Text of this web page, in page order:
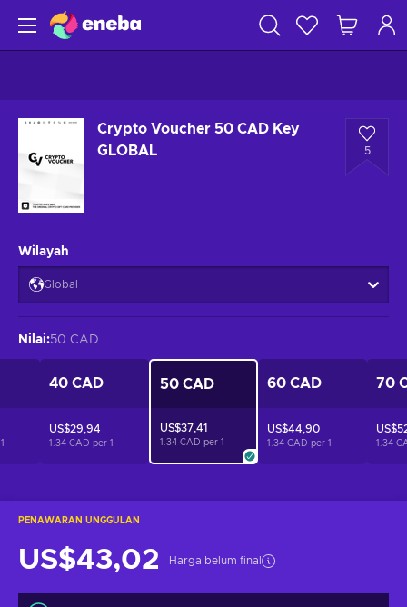
Crypto Voucher 50 CAD Key
GLOBAL
5
PENAWARAN UNGGULAN
US$43,02 Harga belum final
Wilayah
Global
Nilai:50 CAD
1
40 CAD
US$29,94
1.34 CAD per 1
50 CAD
US$37,41
1.34 CAD per 1
60 CAD
US$44,90
1.34 CAD per 1
70
1.34